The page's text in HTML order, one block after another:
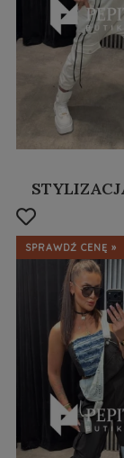
SPRAWDŹ CENĘ »